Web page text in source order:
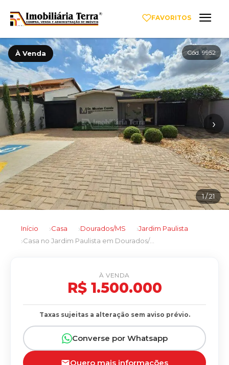
FAVORITOS
À Venda Cód. 9952
‹ ›
1/ 21
Início Casa Dourados/MS
Jardim Paulista
Casa no Jardim Paulista em Dourados/MS
À VENDA
R$ 1.500.000
Taxas sujeitas a alteração sem aviso prévio.
Converse por Whatsapp
Quero mais informações